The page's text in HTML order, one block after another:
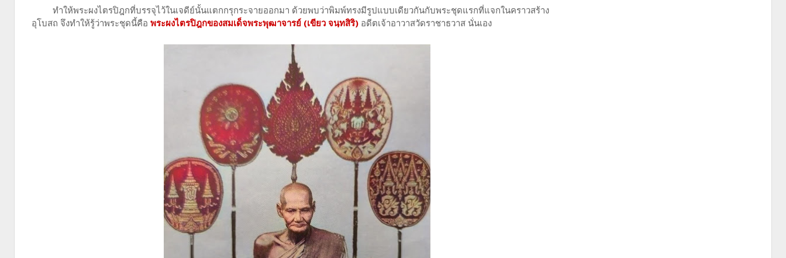
ทำให้พระผงไตรปิฎกที่บรรจุไว้ในเจดีย์นั้นแตกกรุกระจายออกมา ด้วยพบว่าพิมพ์ทรงมีรูปแบบเดียวกันกับพระชุดแรกที่แจกในคราวสร้าง
อุโบสถ จึงทำให้รู้ว่าพระชุดนี้คือ พระผงไตรปิฎกของสมเด็จพระพุฒาจารย์ (เขียว จนฺทสิริ) อดีตเจ้าอาวาสวัดราชาธวาส นั่นเอง